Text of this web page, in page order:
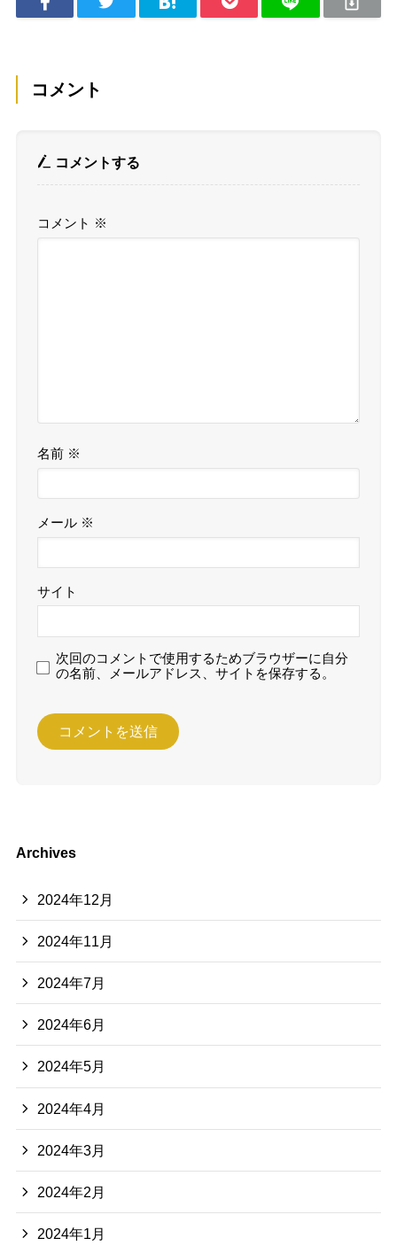
コメント
コメントする
コメント ※
名前 ※
メール ※
サイト
次回のコメントで使用するためブラウザーに自分
の名前、メールアドレス、サイトを保存する。
Archives
2024年12月
2024年11月
2024年7月
2024年6月
2024年5月
2024年4月
2024年3月
2024年2月
2024年1月